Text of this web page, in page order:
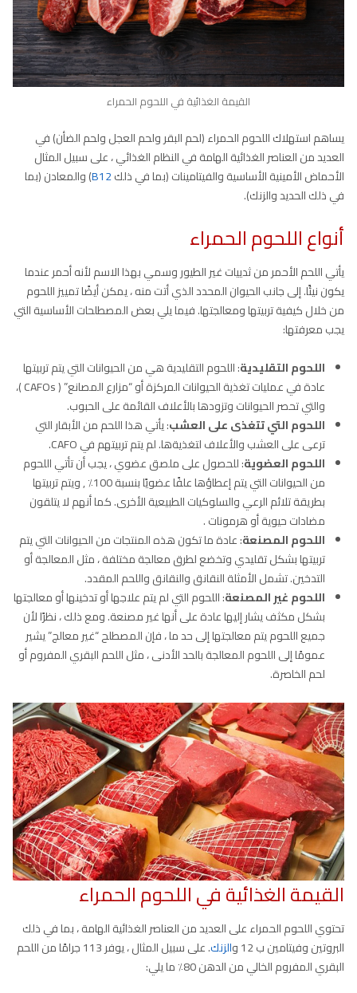
القيمة الغذائية في اللحوم الحمراء
يساهم استهلاك اللحوم الحمراء (لحم البقر ولحم العجل ولحم الضأن) في
العديد من العناصر الغذائية الهامة في النظام الغذائي ، على سبيل المثال
الأحماض الأمينية الأساسية والفيتامينات (بما في ذلكB12) والمعادن (بما
في ذلك الحديد والزنك).
أنواع اللحوم الحمراء
يأتي اللحم الأحمر من ثدييات غير الطيور وسمي بهذا الاسم لأنه أحمر عندما
يكون نيئًا. إلى جانب الحيوان المحدد الذي أتت منه ، يمكن أيضًا تمييز اللحوم
من خلال كيفية تربيتها ومعالجتها. فيما يلي بعض المصطلحات الأساسية التي
يجب معرفتها:
اللحوم التقليدية: اللحوم التقليدية هي من الحيوانات التي يتم تربيتها
عادة في عمليات تغذية الحيوانات المركزة أو “مزارع المصانع” ( CAFOs )،
والتي تحصر الحيوانات وتزودها بالأعلاف القائمة على الحبوب.
اللحوم التي تتغذى على العشب: يأتي هذا اللحم من الأبقار التي
ترعى على العشب والأعلاف لتغذيةها. لم يتم تربيتهم في CAFO.
اللحوم العضوية: للحصول على ملصق عضوي ، يجب أن تأتي اللحوم
من الحيوانات التي يتم إعطاؤها علفًا عضويًا بنسبة 100٪ , ويتم تربيتها
بطريقة تلائم الرعي والسلوكيات الطبيعية الأخرى. كما أنهم لا يتلقون
مضادات حيوية أو هرمونات .
اللحوم المصنعة: عادة ما تكون هذه المنتجات من الحيوانات التي يتم
تربيتها بشكل تقليدي وتخضع لطرق معالجة مختلفة ، مثل المعالجة أو
التدخين. تشمل الأمثلة النقانق والنقانق واللحم المقدد.
اللحوم غير المصنعة: اللحوم التي لم يتم علاجها أو تدخينها أو معالجتها
بشكل مكثف يشار إليها عادة على أنها غير مصنعة. ومع ذلك ، نظرًا لأن
جميع اللحوم يتم معالجتها إلى حد ما ، فإن المصطلح “غير معالج” يشير
عمومًا إلى اللحوم المعالجة بالحد الأدنى ، مثل اللحم البقري المفروم أو
لحم الخاصرة.
القيمة الغذائية في اللحوم الحمراء
تحتوي اللحوم الحمراء على العديد من العناصر الغذائية الهامة ، بما في ذلك
البروتين وفيتامين ب 12 و
الزنك
. على سبيل المثال ، يوفر 113 جرامًا من اللحم
البقري المفروم الخالي من الدهن 80٪ ما يلي: